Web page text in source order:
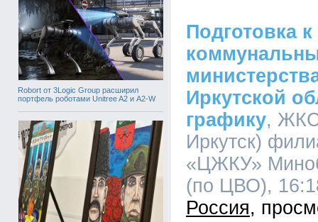
Robort от 3Logic Group расширил
портфель роботами Unitree A2 и A2-W
Подготовка
Иркутской
графику,
Иркутск)
«ЦЖКУ»
(по ЦВО),
Россия